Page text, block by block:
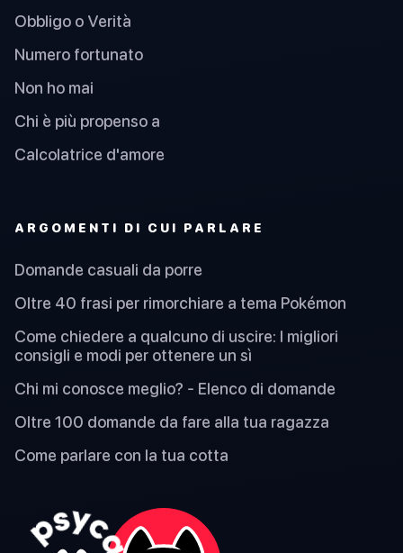
Obbligo o Verità
Numero fortunato
Non ho mai
Chi è più propenso a
Calcolatrice d'amore
ARGOMENTI DI CUI PARLARE
Domande casuali da porre
Oltre 40 frasi per rimorchiare a tema Pokémon
Come chiedere a qualcuno di uscire: I migliori
consigli e modi per ottenere un sì
Chi mi conosce meglio? - Elenco di domande
Oltre 100 domande da fare alla tua ragazza
Come parlare con la tua cotta